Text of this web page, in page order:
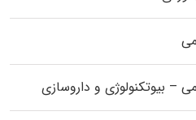
– بیوتکنولوژی و داروسازی